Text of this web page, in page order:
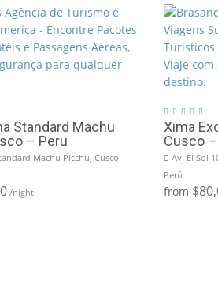
Standard Machu
– Peru
Machu Picchu, Cusco -
/night
Xima
Cusco
Av. El Sol
Perú
from